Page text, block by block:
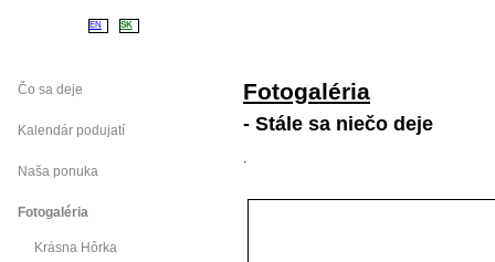
EN SK
Čo sa deje
Kalendár podujatí
Naša ponuka
Fotogaléria
Krásna Hôrka
Fotogaléria
- Stále sa niečo deje